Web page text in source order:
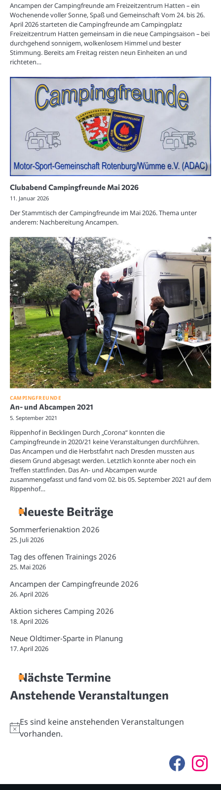
Ancampen der Campingfreunde am Freizeitzentrum Hatten – ein
Wochenende voller Sonne, Spaß und Gemeinschaft Vom 24. bis 26.
April 2026 starteten die Campingfreunde am Campingplatz
Freizeitzentrum Hatten gemeinsam in die neue Campingsaison – bei
durchgehend sonnigem, wolkenlosem Himmel und bester
Stimmung. Bereits am Freitag reisten neun Einheiten an und
richteten…
Clubabend Campingfreunde Mai 2026
11. Januar 2026
Der Stammtisch der Campingfreunde im Mai 2026. Thema unter
anderem: Nachbereitung Ancampen.
CAMPINGFREUNDE
An- und Abcampen 2021
5. September 2021
Rippenhof in Becklingen Durch „Corona“ konnten die
Campingfreunde in 2020/21 keine Veranstaltungen durchführen.
Das Ancampen und die Herbstfahrt nach Dresden mussten aus
diesem Grund abgesagt werden. Letztlich konnte aber noch ein
Treffen stattfinden. Das An- und Abcampen wurde
zusammengefasst und fand vom 02. bis 05. September 2021 auf dem
Rippenhof…
Neueste Beiträge
Sommerferienaktion 2026
25. Juli 2026
Tag des offenen Trainings 2026
25. Mai 2026
Ancampen der Campingfreunde 2026
26. April 2026
Aktion sicheres Camping 2026
18. April 2026
Neue Oldtimer-Sparte in Planung
17. April 2026
Nächste Termine
Anstehende Veranstaltungen
Hinweis
Es sind keine anstehenden Veranstaltungen
vorhanden.
F
a
e
I
n
t